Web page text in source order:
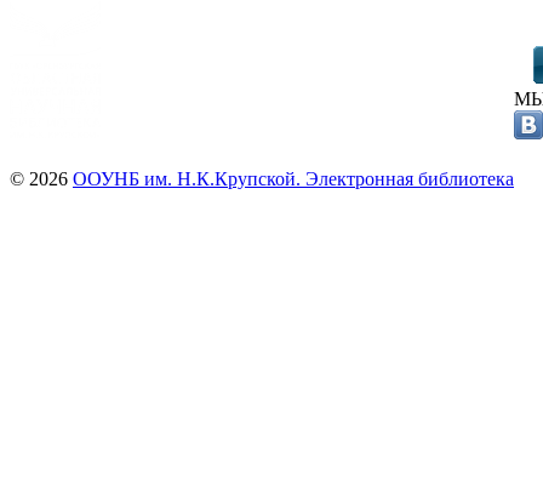
© 2026 ООУНБ им. Н.К.Крупской. Электронная библиотека